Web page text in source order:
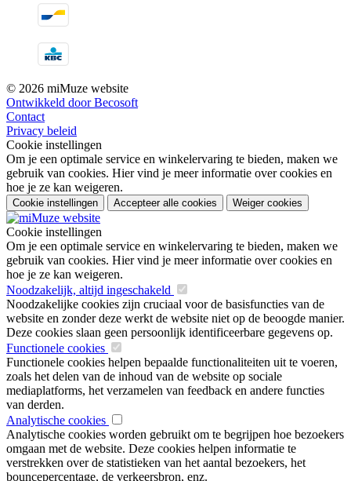
© 2026 miMuze website
Ontwikkeld door Becosoft
Contact
Privacy beleid
Cookie instellingen
Om je een optimale service en winkelervaring te bieden, maken we
gebruik van cookies. Hier vind je meer informatie over cookies en
hoe je ze kan weigeren.
Cookie instellingen Accepteer alle cookies Weiger cookies
Cookie instellingen
Om je een optimale service en winkelervaring te bieden, maken we
gebruik van cookies. Hier vind je meer informatie over cookies en
hoe je ze kan weigeren.
Noodzakelijk, altijd ingeschakeld
Noodzakelijke cookies zijn cruciaal voor de basisfuncties van de
website en zonder deze werkt de website niet op de beoogde manier.
Deze cookies slaan geen persoonlijk identificeerbare gegevens op.
Functionele cookies
Functionele cookies helpen bepaalde functionaliteiten uit te voeren,
zoals het delen van de inhoud van de website op sociale
mediaplatforms, het verzamelen van feedback en andere functies
van derden.
Analytische cookies
Analytische cookies worden gebruikt om te begrijpen hoe bezoekers
omgaan met de website. Deze cookies helpen informatie te
verstrekken over de statistieken van het aantal bezoekers, het
bouncepercentage, de verkeersbron, enz.